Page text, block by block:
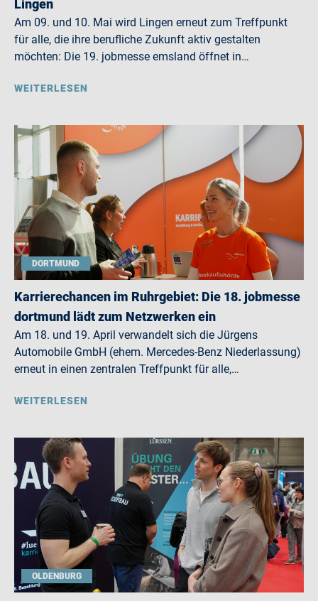
Lingen
Am 09. und 10. Mai wird Lingen erneut zum Treffpunkt
für alle, die ihre berufliche Zukunft aktiv gestalten
möchten: Die 19. jobmesse emsland öffnet in…
WEITERLESEN
DORTMUND
Karrierechancen im Ruhrgebiet: Die 18. jobmesse
dortmund lädt zum Netzwerken ein
Am 18. und 19. April verwandelt sich die Jürgens
Automobile GmbH (ehem. Mercedes-Benz Niederlassung)
erneut in einen zentralen Treffpunkt für alle,…
WEITERLESEN
OLDENBURG